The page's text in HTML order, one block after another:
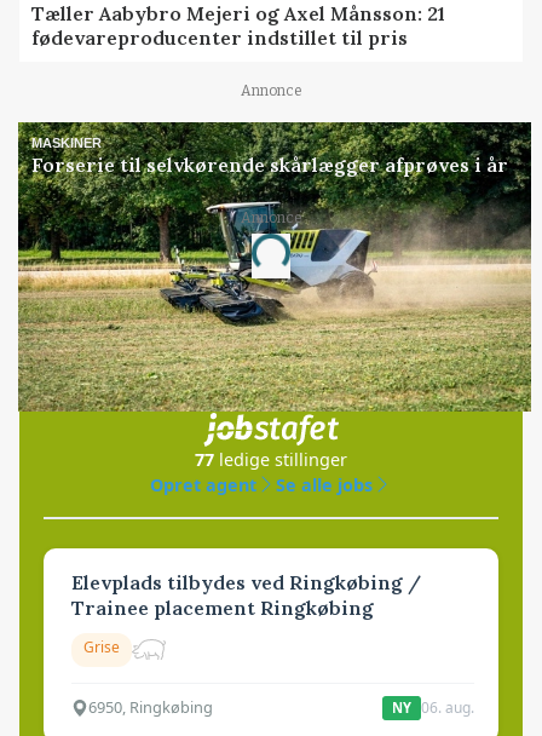
Tæller Aabybro Mejeri og Axel Månsson: 21
fødevareproducenter indstillet til pris
Annonce
MASKINER
Forserie til selvkørende skårlægger afprøves i år
Annonce
Loading...
Jobs
i samarbejde med
77 ledige stillinger
Opret agent
Se alle jobs
Elevplads tilbydes ved Ringkøbing /
Trainee placement Ringkøbing
Grise
6950, Ringkøbing NY 06. aug.